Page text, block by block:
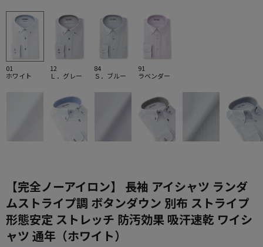
01
ホワイト
12
Ｌ．グレー
84
Ｓ．ブルー
91
ラベンダー
【完全ノーアイロン】 長袖 アイシャツ ランダ
ムストライプ調 ボタンダウン 別布 ストライプ
形態安定 ストレッチ 防汚効果 吸汗速乾 ワイシ
ャツ 通年（ホワイト）